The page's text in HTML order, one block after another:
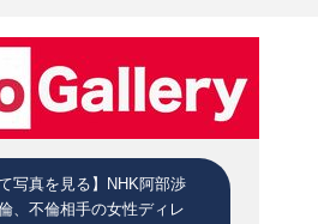
写真を見る】NHK阿部渉
、不倫相手の女性ディレ